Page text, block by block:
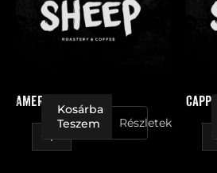
Americano
Részletek
Kosárba
Teszem